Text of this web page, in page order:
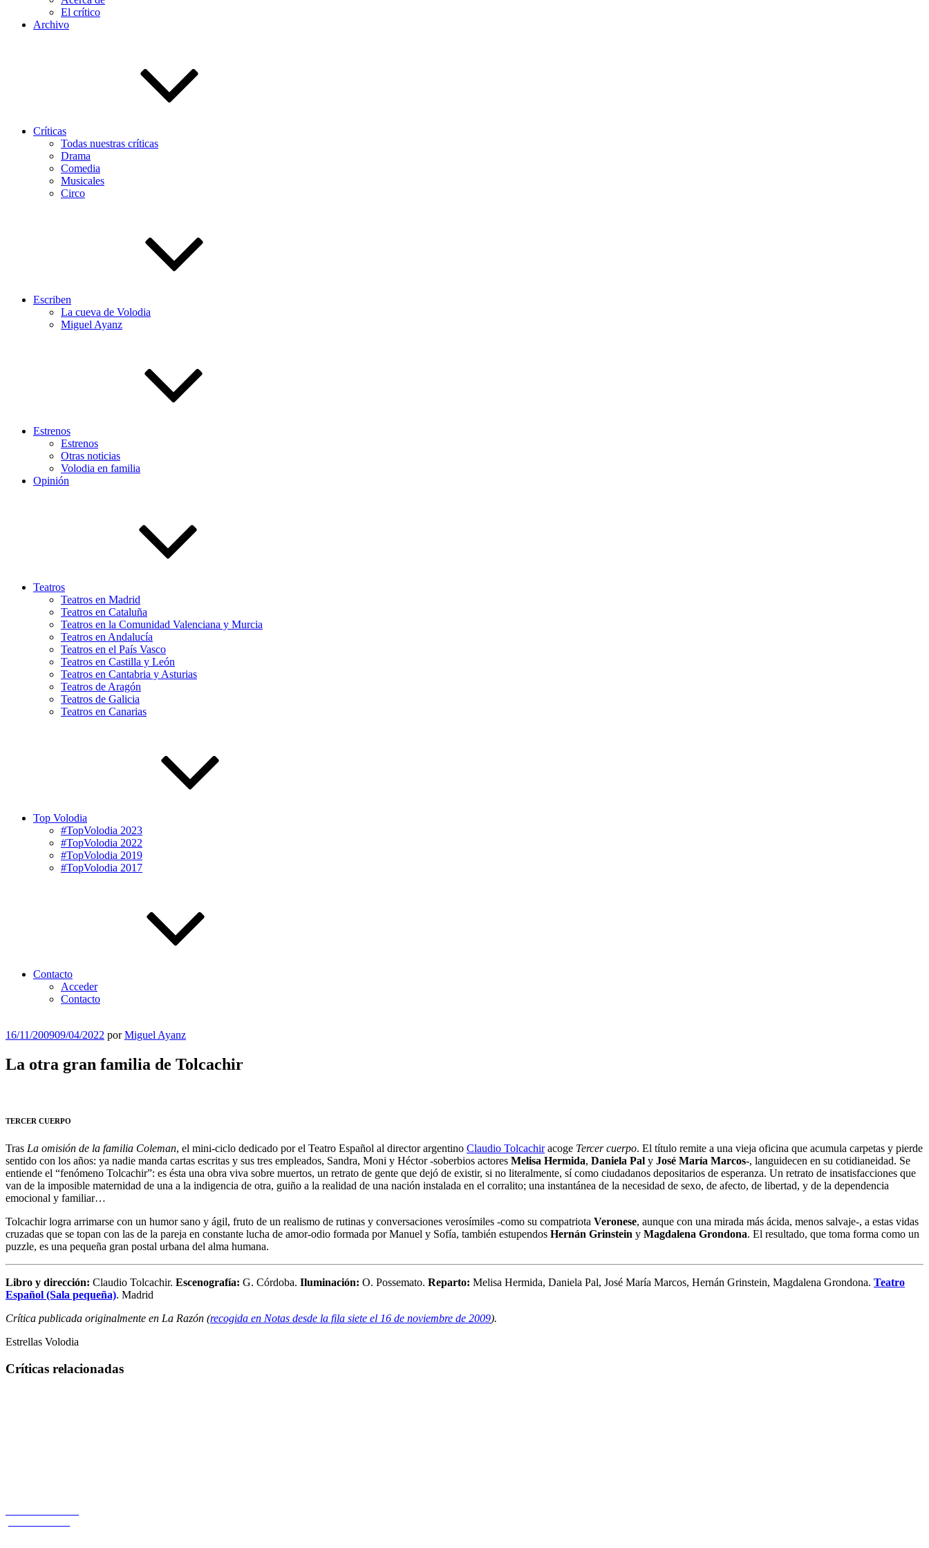
El crítico
Archivo
Críticas
Todas nuestras críticas
Drama
Comedia
Musicales
Circo
Escriben
La cueva de Volodia
Miguel Ayanz
Estrenos
Estrenos
Otras noticias
Volodia en familia
Opinión
Teatros
Teatros en Madrid
Teatros en Cataluña
Teatros en la Comunidad Valenciana y Murcia
Teatros en Andalucía
Teatros en el País Vasco
Teatros en Castilla y León
Teatros en Cantabria y Asturias
Teatros de Aragón
Teatros de Galicia
Teatros en Canarias
Top Volodia
#TopVolodia 2023
#TopVolodia 2022
#TopVolodia 2019
#TopVolodia 2017
Contacto
Acceder
Contacto
Publicado
16/11/200909/04/2022 porMiguel Ayanz
La otra gran familia de Tolcachir
TERCER CUERPO
Tras La omisión de la familia Coleman, el mini-ciclo dedicado por el Teatro Español al director argentino Claudio Tolcachiracoge Tercer cuerpo. El título remite a una vieja oficina que acumula carpetas y pierde
sentido con los años: ya nadie manda cartas escritas y sus tres empleados, Sandra, Moni y Héctor -soberbios actores Melisa Hermida, Daniela Pal y José María Marcos-, languidecen en su cotidianeidad. Se
entiende el “fenómeno Tolcachir”: es ésta una obra viva sobre muertos, un retrato de gente que dejó de existir, si no literalmente, sí como ciudadanos depositarios de esperanza. Un retrato de insatisfacciones que
van de la imposible maternidad de una a la indigencia de otra, guiño a la realidad de una nación instalada en el corralito; una instantánea de la necesidad de sexo, de afecto, de libertad, y de la dependencia
emocional y familiar…
Tolcachir logra arrimarse con un humor sano y ágil, fruto de un realismo de rutinas y conversaciones verosímiles -como su compatriota Veronese, aunque con una mirada más ácida, menos salvaje-, a estas vidas
cruzadas que se topan con las de la pareja en constante lucha de amor-odio formada por Manuel y Sofía, también estupendos Hernán Grinstein y Magdalena Grondona. El resultado, que toma forma como un
puzzle, es una pequeña gran postal urbana del alma humana.
Libro y dirección: Claudio Tolcachir. Escenografía: G. Córdoba. Iluminación: O. Possemato. Reparto: Melisa Hermida, Daniela Pal, José María Marcos, Hernán Grinstein, Magdalena Grondona. Teatro
Español (Sala pequeña). Madrid
Crítica publicada originalmente en La Razón (recogida en Notas desde la fila siete el 16 de noviembre de 2009).
Estrellas Volodia
Críticas relacionadas